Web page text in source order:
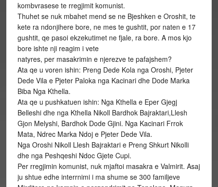
kombvrasese te rregjimit komunist.
Thuhet se nuk mbahet mend se ne Bjeshken e Oroshit, te
kete ra ndonjihere bore, ne mes te gushtit, por naten e 17
gushtit, qe pasoi ekzekutimet ne fjale, ra bore. A mos kjo
bore ishte nji reagim i vete
natyres, per masakrimin e njerezve te pafajshem?
Ata qe u voren ishin: Preng Dede Kola nga Oroshi, Pjeter
Dede Vila e Pjeter Paloka nga Kacinari dhe Dode Marka
Biba Nga Kthella.
Ata qe u pushkatuen ishin: Nga Kthella e Eper Gjegj
Belleshi dhe nga Kthella Nikoll Bardhok Bajraktari,Llesh
Gjon Melyshi, Bardhok Dode Gjini. Nga Kacinari Frrok
Mata, Ndrec Marka Ndoj e Pjeter Dede Vila.
Nga Oroshi Nikoll Llesh Bajraktari e Preng Shkurt Nikolli
dhe nga Peshqeshi Ndoc Gjete Cupi.
Per rregjimin komunist, nuk mjaftoi masakra e Valmirit. Asaj
ju shtue edhe interrnimi i ma shume se 300 familjeve